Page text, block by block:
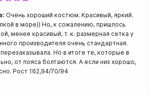
Очень хороший костюм. Красивый, яркий.
в море)) Но, к сожалению, пришлось
менее красивый, т. к. размерная сетка у
производителя очень стандартная.
Но в итоге те, которые в
от пояса болтаются. А если низ хорошо,
Рост 162,94/70/94